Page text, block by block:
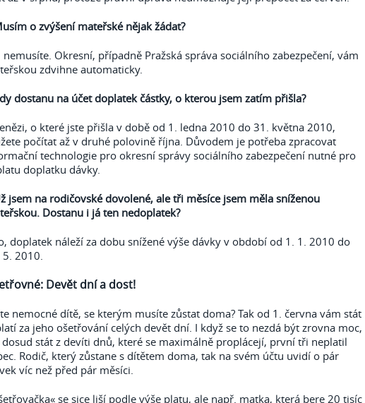
o zvýšení mateřské nějak žádat?
nemusíte. Okresní, případně Pražská správa sociálního zabezpečení, vám
zdvihne automaticky.
dostanu na účet doplatek částky, o kterou jsem zatím přišla?
o které jste přišla v době od 1. ledna 2010 do 31. května 2010,
počítat až v druhé polovině října. Důvodem je potřeba zpracovat
technologie pro okresní správy sociálního zabezpečení nutné pro
doplatku dávky.
jsem na rodičovské dovolené, ale tři měsíce jsem měla sníženou
Dostanu i já ten nedoplatek?
doplatek náleží za dobu snížené výše dávky v období od 1. 1. 2010 do
5. 2010.
Devět dní a dost!
nemocné dítě, se kterým musíte zůstat doma? Tak od 1. června vám stát
za jeho ošetřování celých devět dní. I když se to nezdá být zrovna moc,
stát z devíti dnů, které se maximálně proplácejí, první tři neplatil
Rodič, který zůstane s dítětem doma, tak na svém účtu uvidí o pár
víc než před pár měsíci.
se sice liší podle výše platu, ale např. matka, která bere 20 tisíc